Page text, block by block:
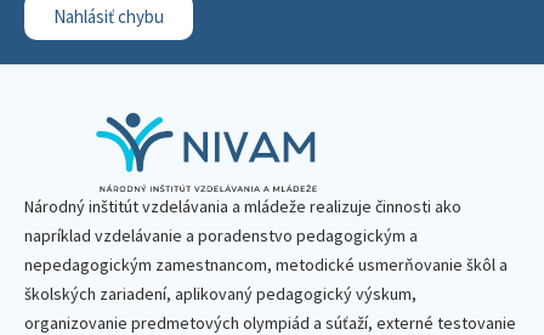
Nahlásiť chybu
Národný inštitút vzdelávania a mládeže realizuje činnosti ako
napríklad vzdelávanie a poradenstvo pedagogickým a
nepedagogickým zamestnancom, metodické usmerňovanie škôl a
školských zariadení, aplikovaný pedagogický výskum,
organizovanie predmetových olympiád a súťaží, externé testovanie